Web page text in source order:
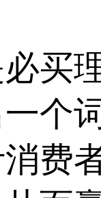
买
个
费